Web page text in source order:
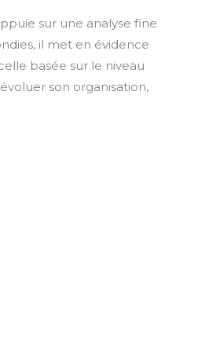
sur une analyse fine
il met en évidence
basée sur le niveau
son organisation,